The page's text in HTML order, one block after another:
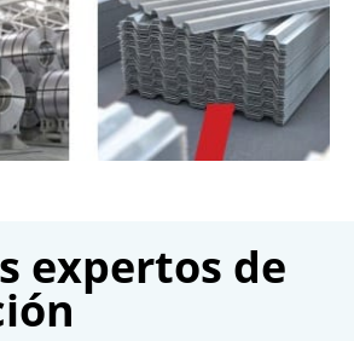
expertos de